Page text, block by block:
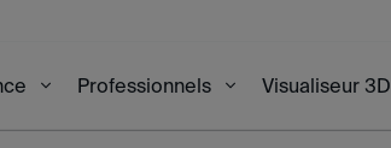
Professionnels Visualiseur 3D